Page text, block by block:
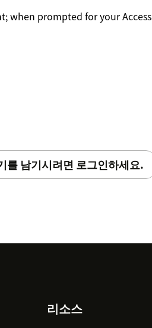
when prompted for your Access
를 남기시려면 로그인하세요.
리소스